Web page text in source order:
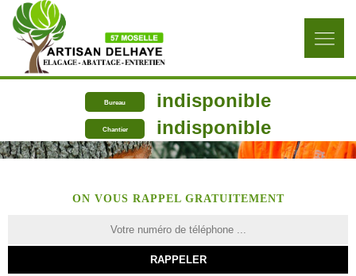
Bureau indisponible
Chantier indisponible
ON VOUS RAPPEL GRATUITEMENT